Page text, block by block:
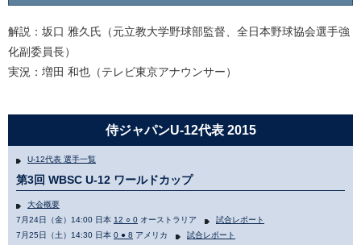
解説：坂口 雅久氏（元立教大学野球部監督、全日本野球協会選手強
化副委員長）
実況：増田 和也（テレビ東京アナウンサー）
侍ジャパンU-12代表 2015
U-12代表 選手一覧
第3回 WBSC U-12 ワールドカップ
大会概要
7月24日（金）14:00 日本 12 ○ 0 オーストラリア
試合レポート
7月25日（土）14:30 日本 0 ● 8 アメリカ
試合レポート